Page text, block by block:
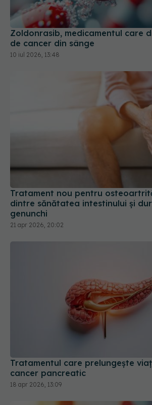
Zoldonrasib, medicamentul care
de cancer din sânge
10 iul 2026, 13:48
Tratament nou pentru
dintre sănătatea intestinului și
genunchi
21 apr 2026, 20:02
Tratamentul care prelungește
cancer pancreatic
18 apr 2026, 13:09